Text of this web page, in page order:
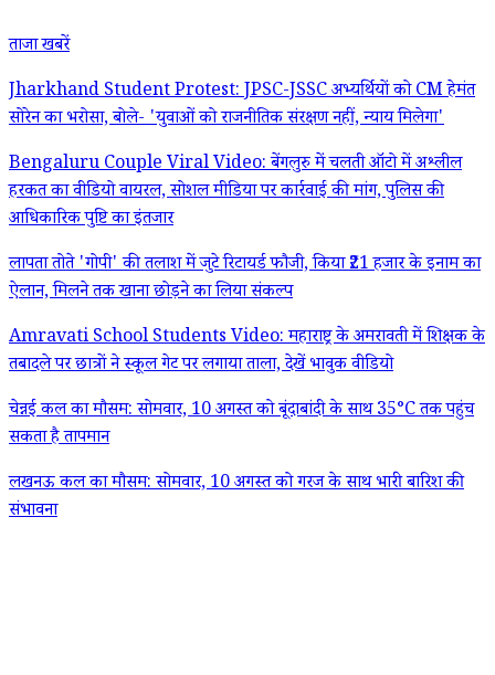
ताजा खबरें
Jharkhand Student Protest: JPSC-JSSC अभ्यर्थियों को CM हेमंत
सोरेन का भरोसा, बोले- 'युवाओं को राजनीतिक संरक्षण नहीं, न्याय मिलेगा'
Bengaluru Couple Viral Video: बेंगलुरु में चलती ऑटो में अश्लील
हरकत का वीडियो वायरल, सोशल मीडिया पर कार्रवाई की मांग, पुलिस की
आधिकारिक पुष्टि का इंतजार
लापता तोते 'गोपी' की तलाश में जुटे रिटायर्ड फौजी, किया ₹21 हजार के इनाम का
ऐलान, मिलने तक खाना छोड़ने का लिया संकल्प
Amravati School Students Video: महाराष्ट्र के अमरावती में शिक्षक के
तबादले पर छात्रों ने स्कूल गेट पर लगाया ताला, देखें भावुक वीडियो
चेन्नई कल का मौसम: सोमवार, 10 अगस्त को बूंदाबांदी के साथ 35°C तक पहुंच
सकता है तापमान
लखनऊ कल का मौसम: सोमवार, 10 अगस्त को गरज के साथ भारी बारिश की
संभावना